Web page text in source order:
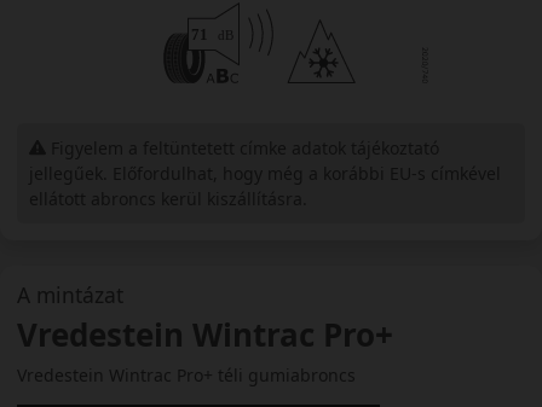
A mintázat
Vredestein Wintrac Pro+
Vredestein Wintrac Pro+ téli gumiabroncs